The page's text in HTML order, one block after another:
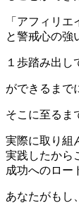
「アフィリエ
と警戒心の強
１歩踏み出し
ができるまで
そこに至るま
実際に取り組
実践したから
成功へのロー
あなたがもし、